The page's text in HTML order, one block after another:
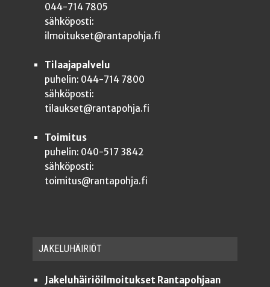
044-714 7805
sähköposti:
ilmoitukset@rantapohja.fi
Tilaajapalvelu
puhelin: 044-714 7800
sähköposti:
tilaukset@rantapohja.fi
Toimitus
puhelin: 040-517 3842
sähköposti:
toimitus@rantapohja.fi
JAKE­LU­HÄI­RIÖT
Jakeluhäiriöilmoitukset Rantapohjaan